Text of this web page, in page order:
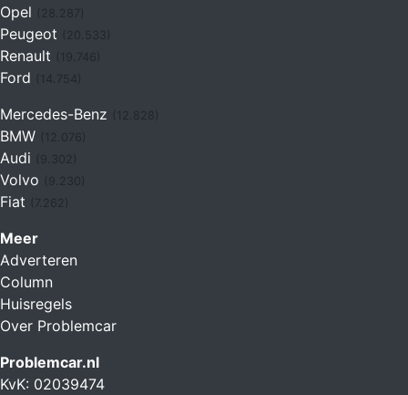
Opel
Peugeot
Renault (19.746)
Ford (14.754)
Mercedes-Benz
BMW (12.076)
Audi
Volvo
Fiat (7.262)
Meer
Adverteren
Column
Huisregels
Over Problemcar
Problemcar.nl
KvK: 02039474